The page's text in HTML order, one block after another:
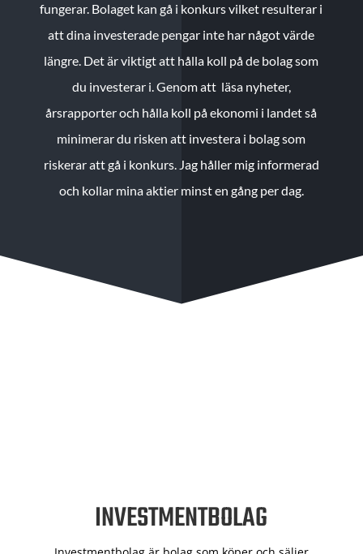
fungerar. Bolaget kan gå i konkurs vilket resulterar i
att dina investerade pengar inte har något värde
längre. Det är viktigt att hålla koll på de bolag som
du investerar i. Genom att läsa nyheter,
årsrapporter och hålla koll på ekonomi i landet så
minimerar du risken att investera i bolag som
riskerar att gå i konkurs. Jag håller mig informerad
och kollar mina aktier minst en gång per dag.
INVESTMENTBOLAG